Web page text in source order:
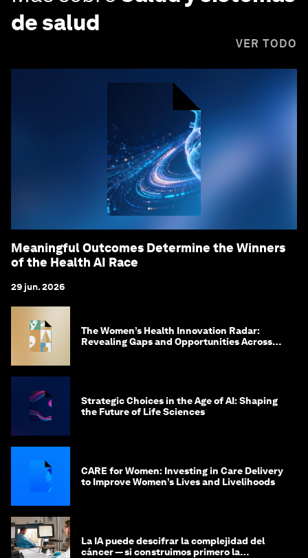
de salud
VER TODO
Meaningful Outcomes Determine the Winners
of the Health AI Race
29 jun. 2026
The Women’s Health Innovation Radar:
Revealing Gaps and Opportunities Across
Strategic Choices in the Age of AI: Shaping
the Future of Life Sciences
CARE for Women: Investing in Care Delivery
to Improve Women’s Lives and Livelihoods
La IA puede descifrar la complejidad del
cáncer — si construimos primero la